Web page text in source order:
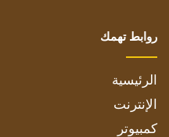
روابط تهمك
الرئيسية
الإنترنت
كمبيوتر